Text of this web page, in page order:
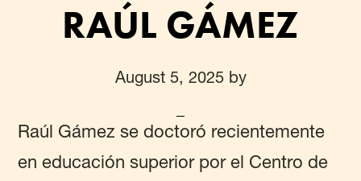
RAÚL GÁMEZ
August 5, 2025by
Raúl Gámezse doctoró recientemente
en educación superior por el Centro de